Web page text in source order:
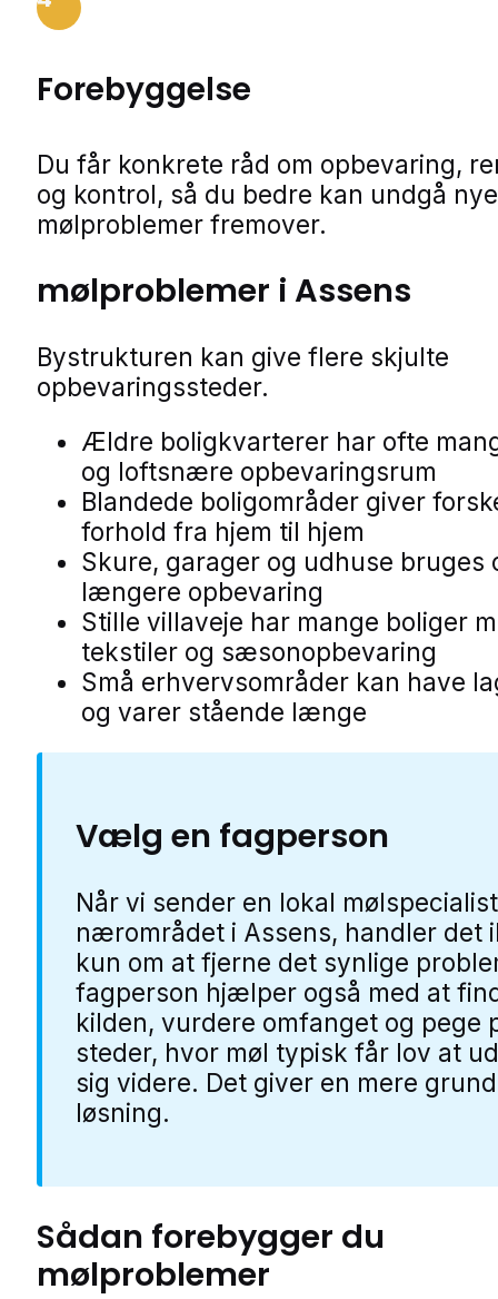
Forebyggelse
Du får konkrete råd om opbevaring,
og kontrol, så du bedre kan undgå nye
mølproblemer fremover.
mølproblemer i Assens
Bystrukturen kan give flere skjulte
opbevaringssteder.
Ældre boligkvarterer har ofte
og loftsnære opbevaringsrum
Blandede boligområder giver
forhold fra hjem til hjem
Skure, garager og udhuse bruges
længere opbevaring
Stille villaveje har mange boliger
tekstiler og sæsonopbevaring
Små erhvervsområder kan have
og varer stående længe
Vælg en fagperson
Når vi sender en lokal
nærområdet i Assens, handler det
kun om at fjerne det synlige
fagperson hjælper også med at
kilden, vurdere omfanget og pege
steder, hvor møl typisk får lov at
sig videre. Det giver en mere
løsning.
Sådan forebygger du
mølproblemer